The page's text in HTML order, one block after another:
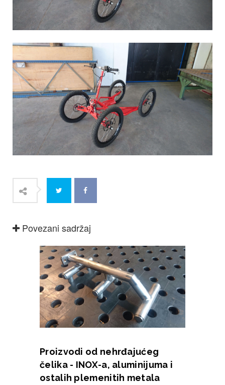
Povezani sadržaj
Proizvodi od nehrđajućeg
čelika - INOX-a, aluminijuma i
ostalih plemenitih metala